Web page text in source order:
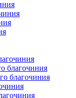
благочиния
благочиния